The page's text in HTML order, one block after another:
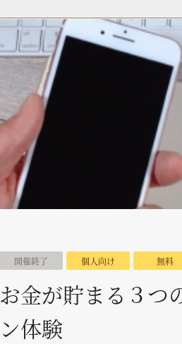
開催終了 個人向け 無料
お金が貯まる３つ
ン体験